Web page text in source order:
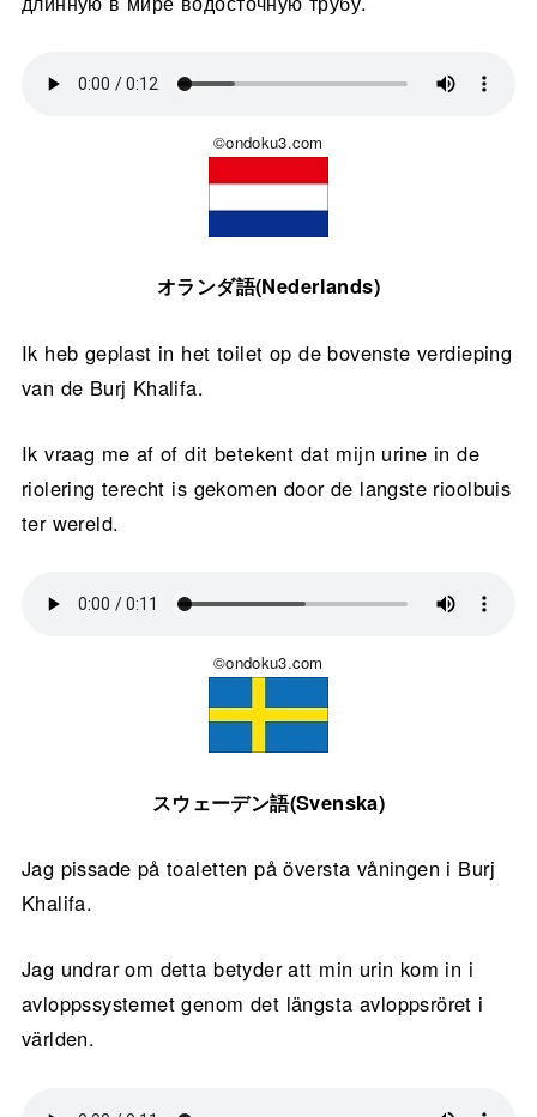
©ondoku3.com
オランダ語(Nederlands)
Ik heb geplast in het toilet op de bovenste verdieping
van de Burj Khalifa.
Ik vraag me af of dit betekent dat mijn urine in de
riolering terecht is gekomen door de langste rioolbuis
ter wereld.
©ondoku3.com
スウェーデン語(Svenska)
Jag pissade på toaletten på översta våningen i Burj
Khalifa.
Jag undrar om detta betyder att min urin kom in i
avloppssystemet genom det längsta avloppsröret i
världen.